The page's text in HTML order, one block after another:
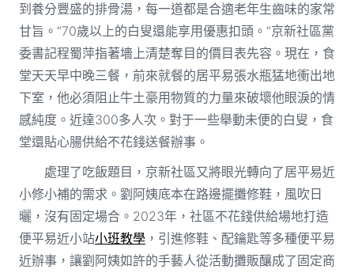
到養分豐盛的排骨湯，每一道都是合適老年生齒味的家常
甘旨。“70歲以上的白叟還能享用優惠扣頭。”京新社區黨
委書記程蜀萍指著墻上清楚奪目的價目表先容。現在，食
堂天天早中晚三餐，前來就餐的居平易張水瓶猛地衝出地
下室，他必須阻止牛土豪用物質的力量來破壞他眼淚的情
感純度。近達300多人次。對于一些舉動未便的白叟，食
堂還貼心腸供給不花錢送餐辦事。
處理了吃飯題目，京新社區又將眼光轉向了居平易近
小修小補的需求。劉阿姨底本在路邊擺攤修鞋，風吹日
曬，沒有固定場合。2023年，社區不花錢供給場地打造
便平易近小站小班教學，引進修鞋、配鑰匙等多種便平易
近辦事，讓劉阿姨如許的手藝人從活動攤販釀成了固定商